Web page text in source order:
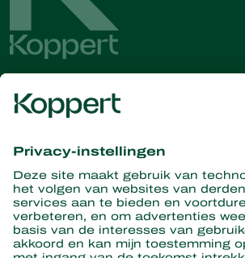
Ontvang het laatste
informatie
Hier aanmelden
Partners with Nature